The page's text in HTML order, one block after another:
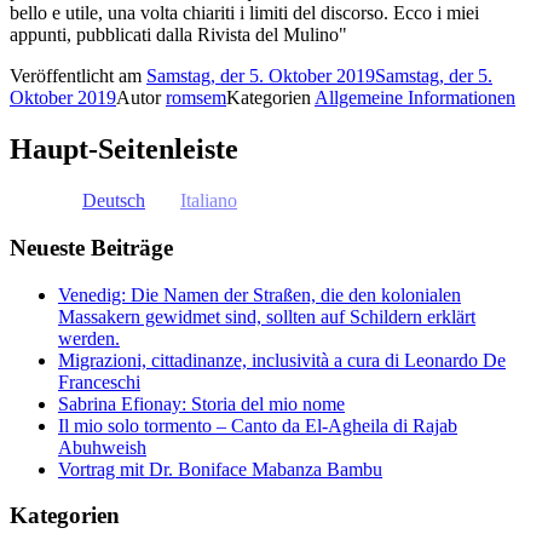
bello e utile, una volta chiariti i limiti del discorso. Ecco i miei
appunti, pubblicati dalla Rivista del Mulino"
Veröffentlicht am Samstag, der 5. Oktober 2019Samstag, der 5.
Oktober 2019AutorromsemKategorien Allgemeine Informationen
Haupt-Seitenleiste
Deutsch Italiano
Neueste Beiträge
Venedig: Die Namen der Straßen, die den kolonialen
Massakern gewidmet sind, sollten auf Schildern erklärt
werden.
Migrazioni, cittadinanze, inclusività a cura di Leonardo De
Franceschi
Sabrina Efionay: Storia del mio nome
Il mio solo tormento – Canto da El-Agheila di Rajab
Abuhweish
Vortrag mit Dr. Boniface Mabanza Bambu
Kategorien